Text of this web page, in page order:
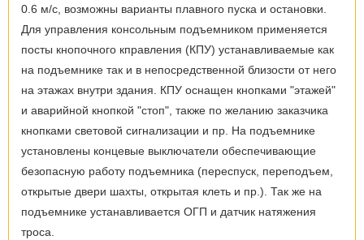
0.6 м/с, возможны варианты плавного пуска и остановки.
Для управления консольным подъемником применяется
посты кнопочного кправления (КПУ) устанавливаемые как
на подъемнике так и в непосредственной близости от него
на этажах внутри здания. КПУ оснащен кнопками "этажей"
и аварийной кнопкой "стоп", также по желанию заказчика
кнопками световой сигнализации и пр. На подъемнике
установлены концевые выключатели обеспечивающие
безопасную работу подъемника (переспуск, переподъем,
открытые двери шахты, открытая клеть и пр.). Так же на
подъемнике устанавливается ОГП и датчик натяжения
троса.